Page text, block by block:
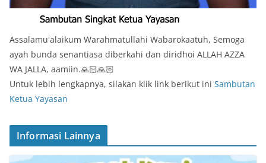
Assalamu'alaikum Warahmatullahi Wabarokaatuh, Semoga
ayah bunda senantiasa diberkahi dan diridhoi ALLAH AZZA
WA JALLA, aamiin.🙏🏻🙏🏻
Untuk lebih lengkapnya, silakan klik link berikut ini Sambutan
Ketua Yayasan
Informasi Lainnya